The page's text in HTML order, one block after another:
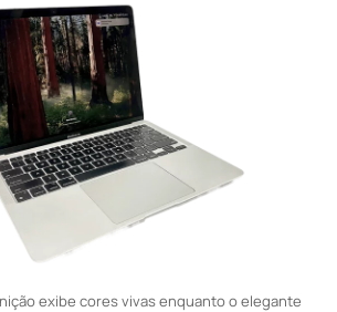
exibe cores vivas enquanto o elegante